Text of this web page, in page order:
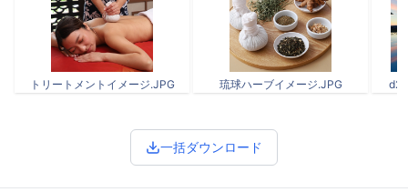
トリートメントイメージ.JPG 琉球ハーブイメージ.JPG
一括ダウンロード